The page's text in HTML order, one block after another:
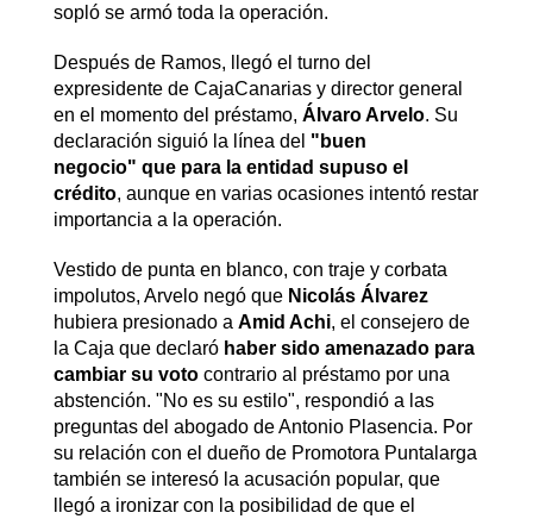
sopló se armó toda la operación.
Después de Ramos, llegó el turno del
expresidente de CajaCanarias y director general
en el momento del préstamo, Álvaro Arvelo. Su
declaración siguió la línea del "buen
negocio" que para la entidad supuso el
crédito, aunque en varias ocasiones intentó restar
importancia a la operación.
Vestido de punta en blanco, con traje y corbata
impolutos, Arvelo negó que Nicolás Álvarez
hubiera presionado a Amid Achi, el consejero de
la Caja que declaró haber sido amenazado para
cambiar su votocontrario al préstamo por una
abstención. "No es su estilo", respondió a las
preguntas del abogado de Antonio Plasencia. Por
su relación con el dueño de Promotora Puntalarga
también se interesó la acusación popular, que
llegó a ironizar con la posibilidad de que el